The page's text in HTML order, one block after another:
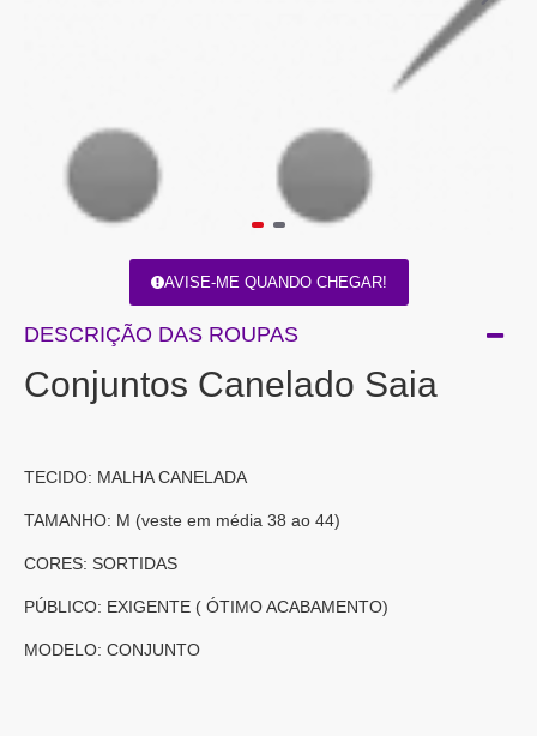
AVISE-ME QUANDO CHEGAR!
DESCRIÇÃO DAS ROUPAS
Conjuntos Canelado Saia
TECIDO: MALHA CANELADA
TAMANHO: M (veste em média 38 ao 44)
CORES: SORTIDAS
PÚBLICO: EXIGENTE ( ÓTIMO ACABAMENTO)
MODELO: CONJUNTO